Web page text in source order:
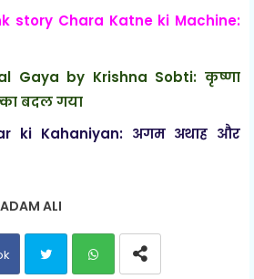
story Chara Katne ki Machine:
Gaya by Krishna Sobti: कृष्णा
बदल गया
ki Kahaniyan: अगम अथाह और
ALI